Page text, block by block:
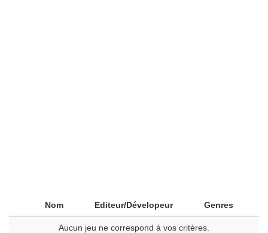
Nom Editeur/Dévelopeur Genres
Aucun jeu ne correspond à vos critères.